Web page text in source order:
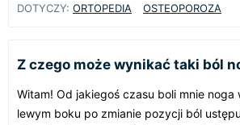
DOTYCZY: ORTOPEDIA OSTEOPOROZA
Z czego może wynikać taki ból
Witam! Od jakiegoś czasu boli mnie
lewym boku po zmianie pozycji ból